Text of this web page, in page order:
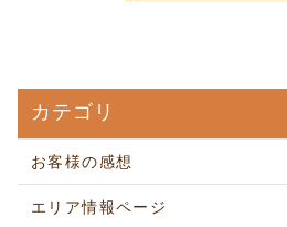
カテゴリ
お客様の感想
エリア情報ページ